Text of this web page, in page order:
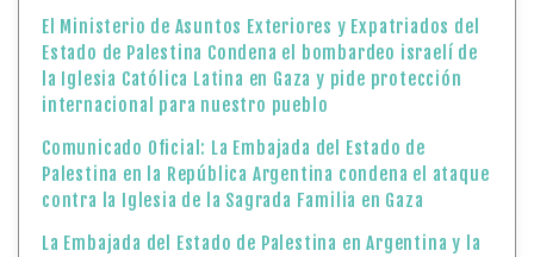
El Ministerio de Asuntos Exteriores y Expatriados del
Estado de Palestina Condena el bombardeo israelí de
la Iglesia Católica Latina en Gaza y pide protección
internacional para nuestro pueblo
Comunicado Oficial: La Embajada del Estado de
Palestina en la República Argentina condena el ataque
contra la Iglesia de la Sagrada Familia en Gaza
La Embajada del Estado de Palestina en Argentina y la